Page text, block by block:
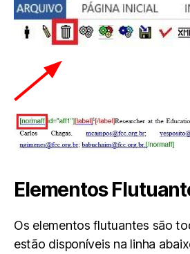
Elementos
Os elementos flutuantes são
estão disponíveis na linha